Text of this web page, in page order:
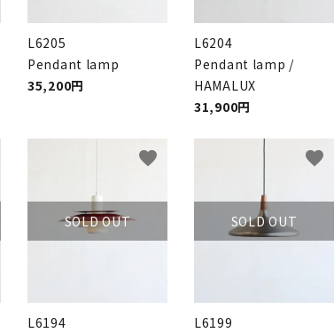
L6205
Pendant lamp
35,200円
L6204
Pendant lamp /
HAMALUX
31,900円
SOLD OUT
L6194
favorite
SOLD OUT
L6199
favorite